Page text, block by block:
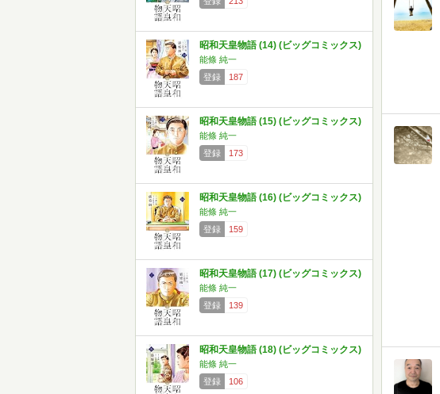
昭和天皇物語 (14) (ビッグコミックス)
能條 純一
登録
187
昭和天皇物語 (15) (ビッグコミックス)
能條 純一
登録
173
昭和天皇物語 (16) (ビッグコミックス)
能條 純一
登録
159
昭和天皇物語 (17) (ビッグコミックス)
能條 純一
登録
139
昭和天皇物語 (18) (ビッグコミックス)
能條 純一
登録
106